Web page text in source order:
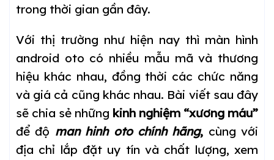
trong thời gian gần đây.
Với thị trường như hiện nay thì màn hình
android oto có nhiều mẫu mã và thương
hiệu khác nhau, đồng thời các chức năng
và giá cả cũng khác nhau. Bài viết sau đây
sẽ chia sẻ những kinh nghiệm “xương máu”
để độ man hinh oto chính hãng, cùng với
địa chỉ lắp đặt uy tín và chất lượng, xem